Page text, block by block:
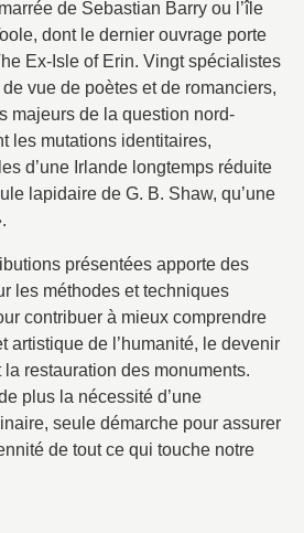
de Sebastian Barry ou l’île
dont le dernier ouvrage porte
Ex-Isle of Erin. Vingt spécialistes
vue de poètes et de romanciers,
majeurs de la question nord-
les mutations identitaires,
d’une Irlande longtemps réduite
lapidaire de G. B. Shaw, qu’une
présentées apporte des
les méthodes et techniques
contribuer à mieux comprendre
artistique de l’humanité, le devenir
restauration des monuments.
plus la nécessité d’une
seule démarche pour assurer
de tout ce qui touche notre